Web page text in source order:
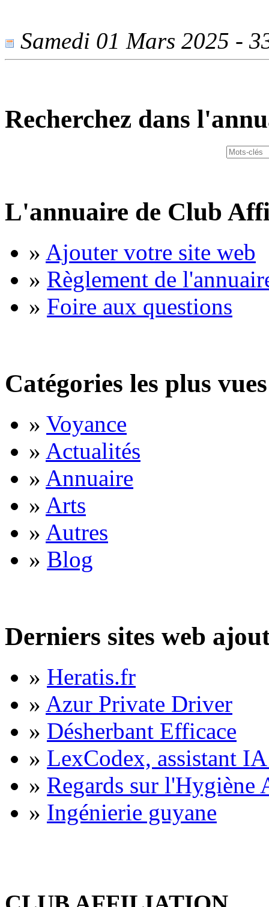
Samedi 01 Mars 2025 -
Recherchez dans
L'annuaire de Club
» Ajouter votre site web
» Règlement de
» Foire aux questions
Catégories les plus vues
» Voyance
» Actualités
» Annuaire
» Arts
» Autres
» Blog
Derniers sites web
» Heratis.fr
» Azur Private Driver
» Désherbant Efficace
» LexCodex, assistant
» Regards sur l'Hygiène
» Ingénierie guyane